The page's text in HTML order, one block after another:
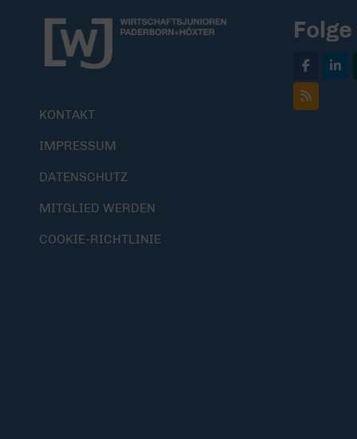
KONTAKT
IMPRESSUM
DATENSCHUTZ
MITGLIED WERDEN
COOKIE-RICHTLINIE